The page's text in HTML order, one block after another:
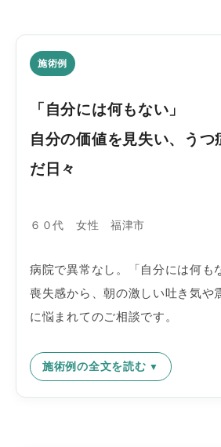
施術例
「自分には何もない」
自分の価値を見失い、うつ
だ日々
６０代 女性 福津市
病院で異常なし。「自分には何も
喪失感から、朝の激しい吐き気や
に悩まれてのご相談です。
施術例の全文を読む